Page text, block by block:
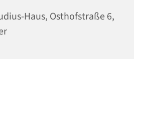
Haus, Osthofstraße 6,